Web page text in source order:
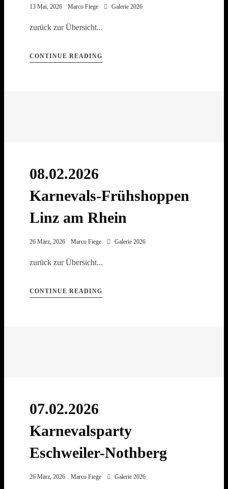
13 Mai, 2026 Marco Fiege Galerie 2026
zurück zur Übersicht...
CONTINUE READING
08.02.2026
Karnevals-Frühshoppen
Linz am Rhein
26 März, 2026 Marco Fiege Galerie 2026
zurück zur Übersicht...
CONTINUE READING
07.02.2026
Karnevalsparty
Eschweiler-Nothberg
26 März, 2026 Marco Fiege Galerie 2026